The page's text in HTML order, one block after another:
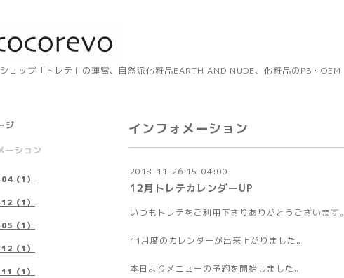
ョップ「トレテ」の運営、自然派化粧品EARTH AND NUDE、化粧品のPB・OEM
インフォメーション
2018-11-26 15:04:00
12月トレテカレンダーUP
いつもトレテをご利用下さりありがとうございます。
11月度のカレンダーが出来上がりました。
本日よりメニューの予約を開始しました。
ジ
ーション
（1）
（1）
（1）
（1）
（1）